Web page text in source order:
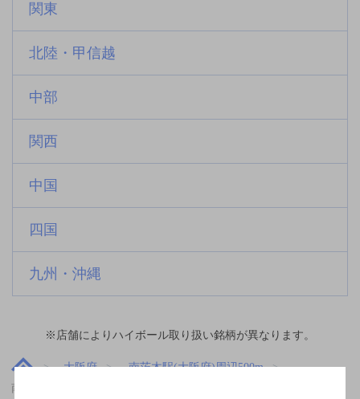
関東
北陸・甲信越
中部
関西
中国
四国
九州・沖縄
※店舗によりハイボール取り扱い銘柄が異なります。
大阪府
南茨木駅(大阪府)周辺500m
南茨木駅(大阪府)周辺500m,エスニック・無国籍,2,000円以上～